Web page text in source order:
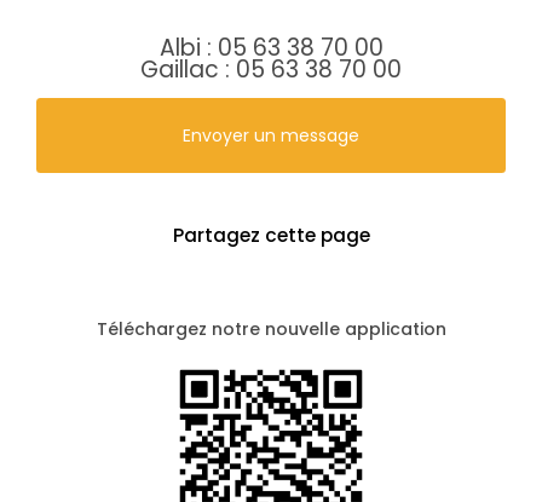
Albi : 05 63 38 70 00
Gaillac : 05 63 38 70 00
Envoyer un message
Partagez cette page
Téléchargez notre nouvelle application